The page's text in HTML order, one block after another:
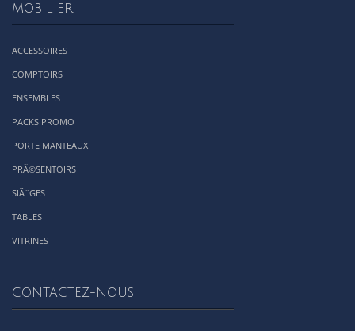
MOBILIER
ACCESSOIRES
COMPTOIRS
ENSEMBLES
PACKS PROMO
PORTE MANTEAUX
PRÃ©SENTOIRS
SIÃ¨GES
TABLES
VITRINES
CONTACTEZ-NOUS